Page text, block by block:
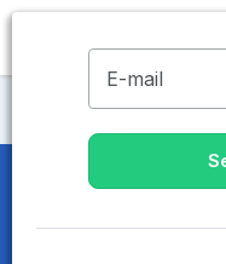
Maisons de
Maisons de
E-mail